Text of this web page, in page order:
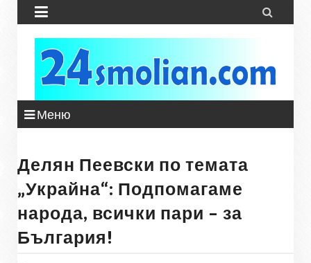
 
Меню
Делян Пеевски по темата
„Украйна“: Подпомагаме
народа, всички пари – за
България!